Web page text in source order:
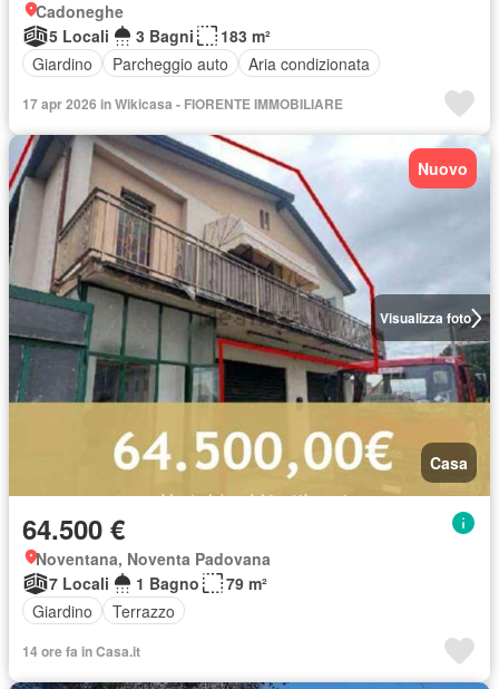
Cadoneghe
5 Locali
3 Bagni
183 m²
Giardino
Parcheggio auto Aria condizionata
17 apr 2026 in Wikicasa - FIORENTE IMMOBILIARE
Visualizza foto
Nuovo
Casa
64.500 €
Noventana, Noventa Padovana
7 Locali
1 Bagno
79 m²
Giardino
Terrazzo
14 ore fa in Casa.it